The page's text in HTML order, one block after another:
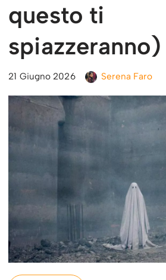
questo ti
spiazzeranno)
21 Giugno 2026 Serena Faro